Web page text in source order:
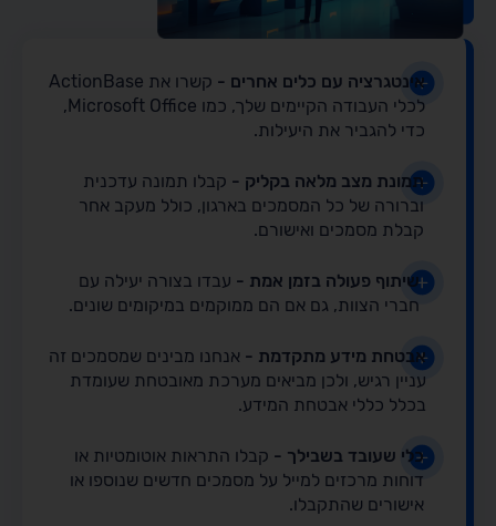
אינטגרציה עם כלים אחרים -
קשרו את ActionBase
לכלי העבודה הקיימים שלך, כמו Microsoft Office,
כדי להגביר את היעילות.
תמונת מצב מלאה בקליק - קבלו תמונה עדכנית
וברורה של כל המסמכים בארגון, כולל מעקב אחר
קבלת מסמכים ואישורם.
שיתוף פעולה בזמן אמת - עבדו בצורה יעילה עם
חברי הצוות, גם אם הם ממוקמים במיקומים שונים.
אבטחת מידע מתקדמת - אנחנו מבינים שמסמכים זה
עניין רגיש, ולכן מביאים מערכת מאובטחת שעומדת
בכלל כללי אבטחת המידע.
כלי שעובד בשבילך - קבלו התראות אוטומטיות או
דוחות מרכזים למייל על מסמכים חדשים שנוספו או
אישורים שהתקבלו.